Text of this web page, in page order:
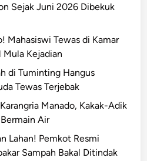
Sejak Juni 2026 Dibekuk
Mahasiswi Tewas di Kamar
Mula Kejadian
di Tuminting Hangus
Tewas Terjebak
Manado, Kakak-Adik
Air
Lahan! Pemkot Resmi
Sampah Bakal Ditindak